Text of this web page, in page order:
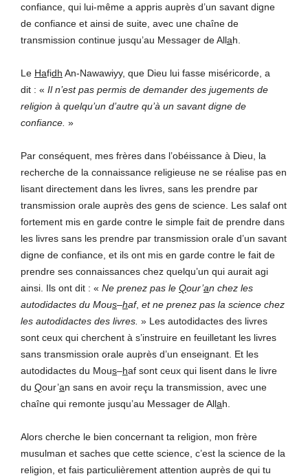
confiance, qui lui-même a appris auprès d’un savant digne
de confiance et ainsi de suite, avec une chaîne de
transmission continue jusqu’au Messager de Allah.
Le Hafidh An-Nawawiyy, que Dieu lui fasse miséricorde, a
dit : « Il n’est pas permis de demander des jugements de
religion à quelqu’un d’autre qu’à un savant digne de
confiance. »
Par conséquent, mes frères dans l’obéissance à Dieu, la
recherche de la connaissance religieuse ne se réalise pas en
lisant directement dans les livres, sans les prendre par
transmission orale auprès des gens de science. Les salaf ont
fortement mis en garde contre le simple fait de prendre dans
les livres sans les prendre par transmission orale d’un savant
digne de confiance, et ils ont mis en garde contre le fait de
prendre ses connaissances chez quelqu’un qui aurait agi
ainsi. Ils ont dit : « Ne prenez pas le Qour’an chez les
autodidactes du Mous–haf, et ne prenez pas la science chez
les autodidactes des livres. » Les autodidactes des livres
sont ceux qui cherchent à s’instruire en feuilletant les livres
sans transmission orale auprès d’un enseignant. Et les
autodidactes du Mous–haf sont ceux qui lisent dans le livre
du Qour’an sans en avoir reçu la transmission, avec une
chaîne qui remonte jusqu’au Messager de Allah.
Alors cherche le bien concernant ta religion, mon frère
musulman et saches que cette science, c’est la science de la
religion, et fais particulièrement attention auprès de qui tu